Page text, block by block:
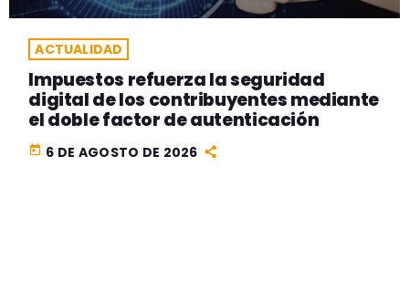
ACTUALIDAD
Impuestos refuerza la seguridad
digital de los contribuyentes mediante
el doble factor de autenticación
today 6 DE AGOSTO DE 2026